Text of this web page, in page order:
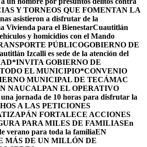
Y TORNEOS QUE FOMENTAN LA
asistieron a disfrutar de la
Vivienda para el BienestarCuautitlán
y homicidios con el Mando
PÚBLICOGOBIERNO DE
Izcalli es sede de la atención del
*INVITA GOBIERNO DE
EL MUNICIPIO*CONVENIO
MUNICIPAL DE TECÁMAC
NAUCALPAN EL OPERATIVO
una jornada de 10 horas para disfrutar la
A LAS PETICIONES
FORTALECE ACCIONES
PARA MILES DE FAMILIASEn
verano para toda la familiaEN
MÁS DE UN MILLÓN DE